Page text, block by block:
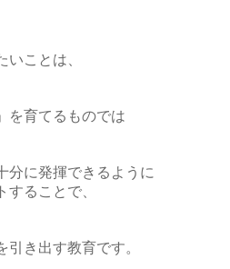
いことは、
を育てるものでは
分に発揮できるように
することで、
引き出す教育です。